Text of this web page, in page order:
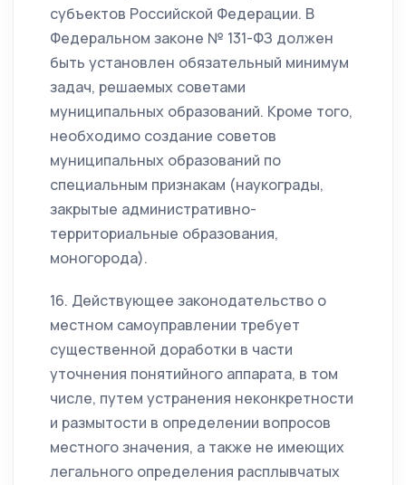
субъектов Российской Федерации. В
Федеральном законе № 131-ФЗ должен
быть установлен обязательный минимум
задач, решаемых советами
муниципальных образований. Кроме того,
необходимо создание советов
муниципальных образований по
специальным признакам (наукограды,
закрытые административно-
территориальные образования,
моногорода).
16. Действующее законодательство о
местном самоуправлении требует
существенной доработки в части
уточнения понятийного аппарата, в том
числе, путем устранения неконкретности
и размытости в определении вопросов
местного значения, а также не имеющих
легального определения расплывчатых